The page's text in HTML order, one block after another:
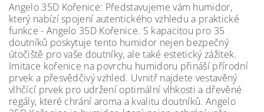
Angelo 35D Kořenice: Představujeme vám humidor,
který nabízí spojení autentického vzhledu a praktické
funkce - Angelo 35D Kořenice. S kapacitou pro 35
doutníků poskytuje tento humidor nejen bezpečný
útočiště pro vaše doutníky, ale také estetický zážitek.
Imitace kořenice na povrchu humidoru přináší přírodní
prvek a přesvědčivý vzhled. Uvnitř najdete vestavěný
vlhčící prvek pro udržení optimální vlhkosti a dřevěné
regály, které chrání aroma a kvalitu doutníků. Angelo